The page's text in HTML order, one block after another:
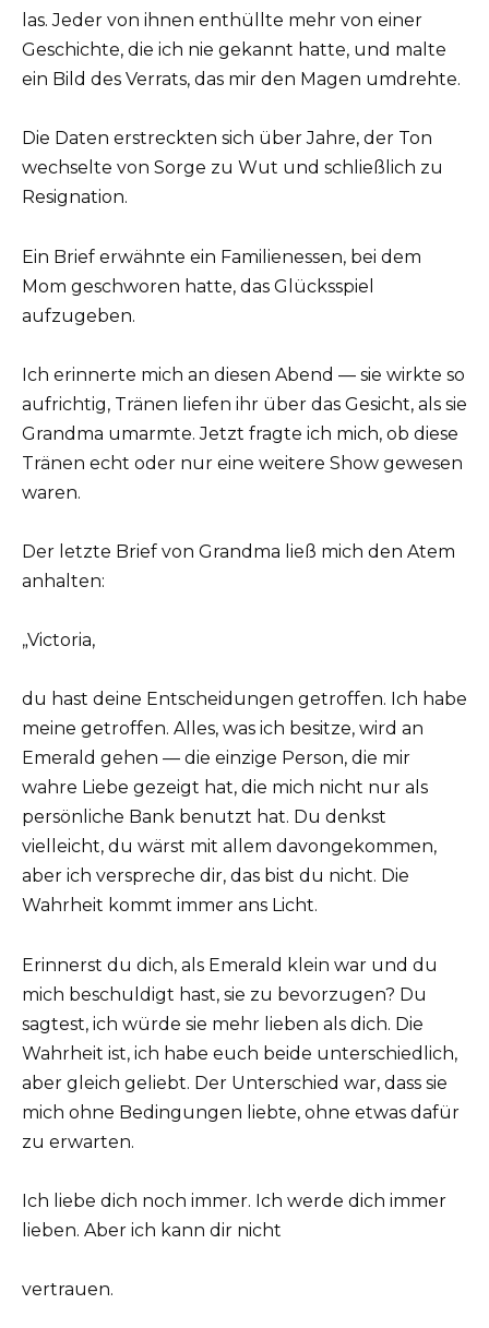
las. Jeder von ihnen enthüllte mehr von einer
Geschichte, die ich nie gekannt hatte, und malte
ein Bild des Verrats, das mir den Magen umdrehte.
Die Daten erstreckten sich über Jahre, der Ton
wechselte von Sorge zu Wut und schließlich zu
Resignation.
Ein Brief erwähnte ein Familienessen, bei dem
Mom geschworen hatte, das Glücksspiel
aufzugeben.
Ich erinnerte mich an diesen Abend — sie wirkte so
aufrichtig, Tränen liefen ihr über das Gesicht, als sie
Grandma umarmte. Jetzt fragte ich mich, ob diese
Tränen echt oder nur eine weitere Show gewesen
waren.
Der letzte Brief von Grandma ließ mich den Atem
anhalten:
„Victoria,
du hast deine Entscheidungen getroffen. Ich habe
meine getroffen. Alles, was ich besitze, wird an
Emerald gehen — die einzige Person, die mir
wahre Liebe gezeigt hat, die mich nicht nur als
persönliche Bank benutzt hat. Du denkst
vielleicht, du wärst mit allem davongekommen,
aber ich verspreche dir, das bist du nicht. Die
Wahrheit kommt immer ans Licht.
Erinnerst du dich, als Emerald klein war und du
mich beschuldigt hast, sie zu bevorzugen? Du
sagtest, ich würde sie mehr lieben als dich. Die
Wahrheit ist, ich habe euch beide unterschiedlich,
aber gleich geliebt. Der Unterschied war, dass sie
mich ohne Bedingungen liebte, ohne etwas dafür
zu erwarten.
Ich liebe dich noch immer. Ich werde dich immer
lieben. Aber ich kann dir nicht
vertrauen.